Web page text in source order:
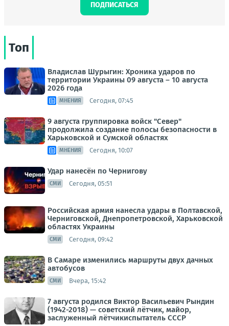
ПОДПИСАТЬСЯ
Топ
Владислав Шурыгин: Хроника ударов по
территории Украины 09 августа – 10 августа
2026 года
МНЕНИЯ Сегодня, 07:45
9 августа группировка войск "Север"
продолжила создание полосы безопасности в
Харьковской и Сумской областях
МНЕНИЯ Сегодня, 10:07
Удар нанесён по Чернигову
СМИ Сегодня, 05:51
Российская армия нанесла удары в Полтавской,
Черниговской, Днепропетровской, Харьковской
областях Украины
СМИ Сегодня, 09:42
В Самаре изменились маршруты двух дачных
автобусов
СМИ Вчера, 15:42
7 августа родился Виктор Васильевич Рындин
(1942-2018) — советский лётчик, майор,
заслуженный лётчикиспытатель СССР